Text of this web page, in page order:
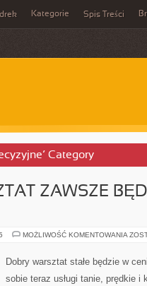
Kategorie Spis Treści
Category
ZAWSZE
MOŻLIWOŚĆ KOMENTOWANIA
W
Dobry warsztat stałe będzie w
sobie teraz usługi tanie, prędkie i